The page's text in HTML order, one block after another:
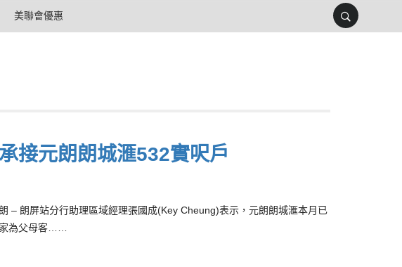
美聯會優惠
接元朗朗城滙532實呎戶
– 朗屏站分行助理區域經理張國成(Key Cheung)表示，元朗朗城滙本月已
為父母客……